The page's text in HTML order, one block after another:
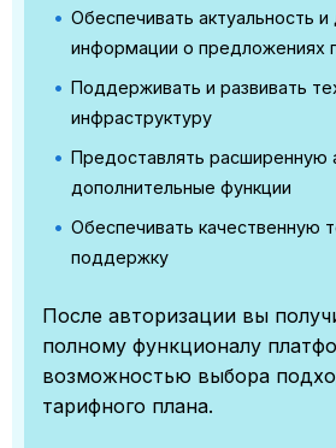
Обеспечивать актуальность
информации о предложениях
Поддерживать и развивать
инфраструктуру
Предоставлять расширенную
дополнительные функции
Обеспечивать качественную
поддержку
После авторизации вы
полному функционалу
возможностью выбора
тарифного плана.